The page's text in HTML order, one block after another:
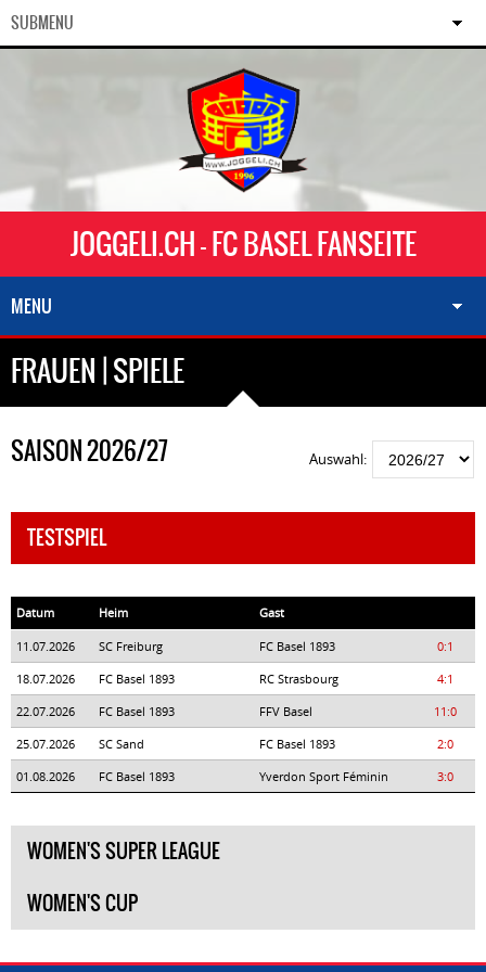
SUBMENU
JOGGELI.CH - FC BASEL FANSEITE
MENU
FRAUEN | SPIELE
SAISON 2026/27 Auswahl:
TESTSPIEL
Datum Heim Gast
11.07.2026 SC Freiburg FC Basel 1893
0:1
18.07.2026
FC Basel 1893 RC Strasbourg
4:1
22.07.2026
FC Basel 1893 FFV Basel
11:0
25.07.2026
SC Sand FC Basel 1893
2:0
01.08.2026
FC Basel 1893 Yverdon Sport Féminin 3:0
WOMEN'S SUPER LEAGUE
WOMEN'S CUP